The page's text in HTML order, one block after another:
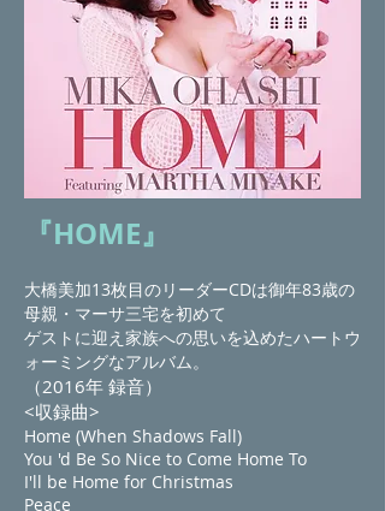
『HOME』
大橋美加13枚目のリーダーCDは御年83歳の
母親・マーサ三宅を初めて
ゲストに迎え家族への思いを込めたハートウ
ォーミングなアルバム。
（2016年 録音）
<収録曲>
Home (When Shadows Fall)
You 'd Be So Nice to Come Home To
I'll be Home for Christmas
Peace